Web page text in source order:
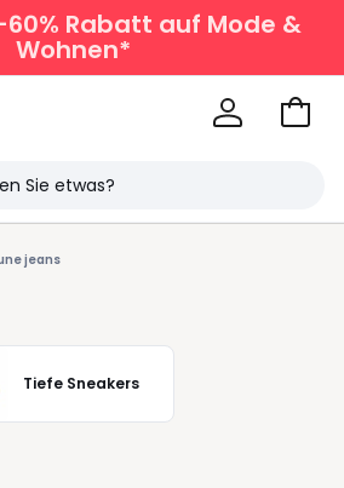
-60% Rabatt auf Mode &
Wohnen*
Zum
jeans
Tiefe Sneakers